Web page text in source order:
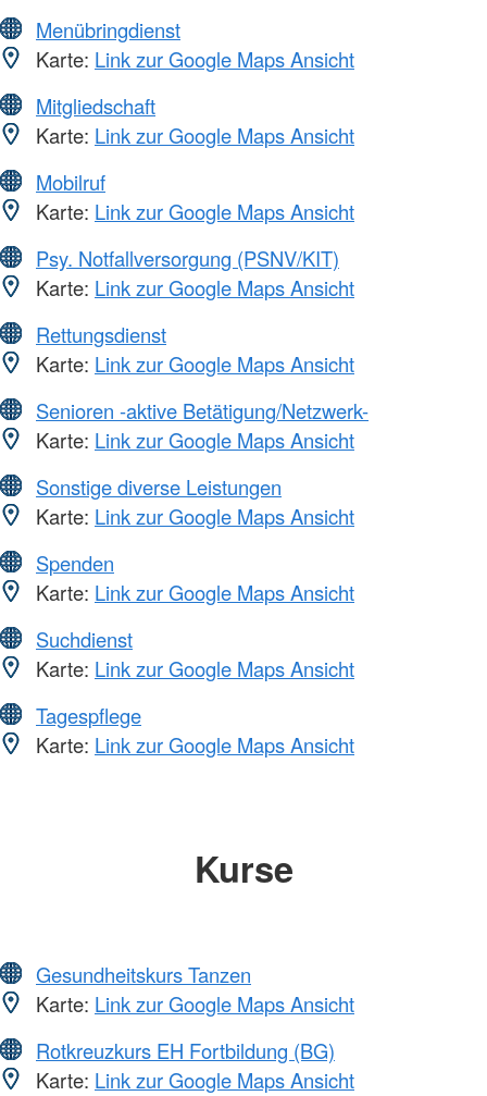
Menübringdienst
Karte: Link zur Google Maps Ansicht
Mitgliedschaft
Karte: Link zur Google Maps Ansicht
Mobilruf
Karte: Link zur Google Maps Ansicht
Psy. Notfallversorgung (PSNV/KIT)
Karte: Link zur Google Maps Ansicht
Rettungsdienst
Karte: Link zur Google Maps Ansicht
Senioren -aktive Betätigung/Netzwerk-
Karte: Link zur Google Maps Ansicht
Sonstige diverse Leistungen
Karte: Link zur Google Maps Ansicht
Spenden
Karte: Link zur Google Maps Ansicht
Suchdienst
Karte: Link zur Google Maps Ansicht
Tagespflege
Karte: Link zur Google Maps Ansicht
Kurse
Gesundheitskurs Tanzen
Karte: Link zur Google Maps Ansicht
Rotkreuzkurs EH Fortbildung (BG)
Karte: Link zur Google Maps Ansicht